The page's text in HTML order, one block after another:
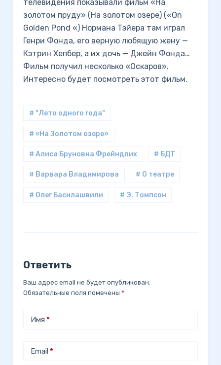
телевидения показывали фильм «На
золотом пруду» (На золотом озере) («On
Golden Pond «) Нормана Тэйера там играл
Генри Фонда, его верную любящую жену —
Кэтрин Хепбер, а их дочь — Джейн Фонда…
Фильм получил несколько «Оскаров».
Интересно будет посмотреть этот фильм.
# "Лето одного года"
# «На Золотом озере»
# Алиса Бруновна Фрейндлих # БДТ
# Варвара Владимирова # О театре
# Олег Басилашвили # Э. Томпсон
Ответить
Ваш адрес email не будет опубликован.
Обязательные поля помечены *
Имя *
Email*